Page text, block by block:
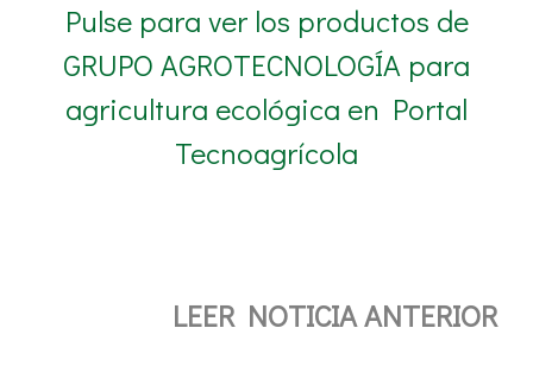
Pulse para ver los productos de
GRUPO AGROTECNOLOGÍA para
agricultura ecológica en Portal
Tecnoagrícola
LEER NOTICIA ANTERIOR